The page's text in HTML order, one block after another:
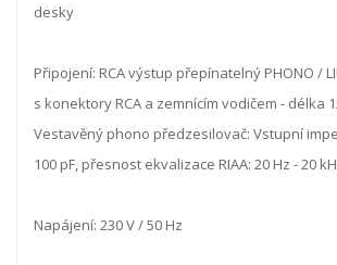
desky
Připojení: RCA výstup přepínatelný PHONO /
s konektory RCA a zemnícím vodičem - délka
Vestavěný phono předzesilovač: Vstupní
100 pF, přesnost ekvalizace RIAA: 20 Hz - 20
Napájení: 230 V / 50 Hz